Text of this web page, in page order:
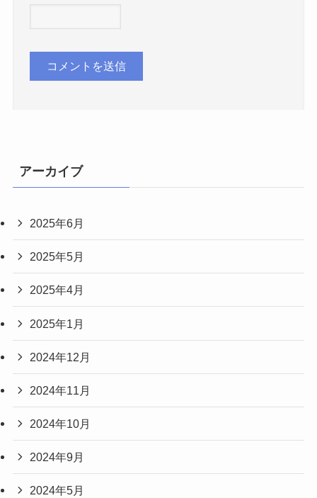
アーカイブ
2025年6月
2025年5月
2025年4月
2025年1月
2024年12月
2024年11月
2024年10月
2024年9月
2024年5月